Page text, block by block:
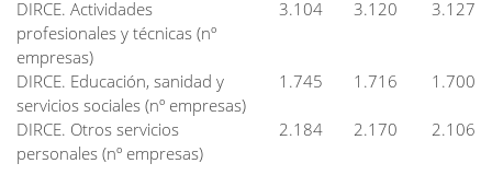
DIRCE. Actividades
profesionales y técnicas (nº
empresas)
3.104 3.120 3.127
DIRCE. Educación, sanidad y
servicios sociales (nº empresas)
1.745 1.716 1.700
DIRCE. Otros servicios
personales (nº empresas)
2.184 2.170 2.106